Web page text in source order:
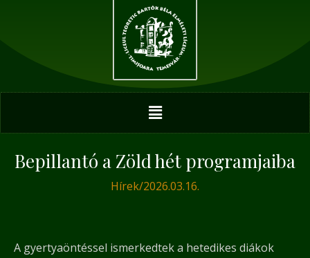
Menu
Bepillantó a Zöld hét programjaiba
Hírek/2026.03.16.
A gyertyaöntéssel ismerkedtek a hetedikes diákok